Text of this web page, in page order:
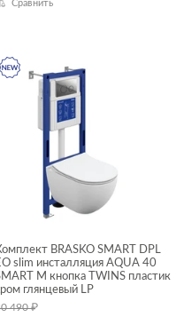
Сравнить
BRASKO SMART DPL
slim инсталляция AQUA 40
M кнопка TWINS пластик
глянцевый LP
490₽